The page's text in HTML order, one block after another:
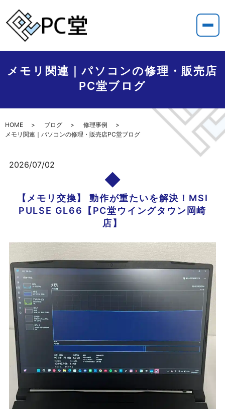
メモリ関連｜パソコンの修理・販売店
PC堂ブログ
HOME ブログ
修理事例
メモリ関連｜パソコンの修理・販売店PC堂ブログ
2026/07/02
【メモリ交換】 動作が重たいを解決！MSI
PULSE GL66【PC堂ウイングタウン岡崎
店】